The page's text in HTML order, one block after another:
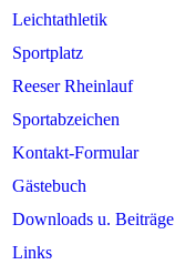
Leichtathletik
Sportplatz
Reeser Rheinlauf
Sportabzeichen
Kontakt-Formular
Gästebuch
Downloads u. Beiträge
Links